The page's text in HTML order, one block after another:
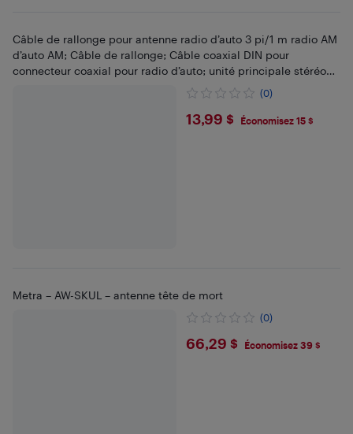
Câble de rallonge pour antenne radio d’auto 3 pi/1 m radio AM
d’auto AM; Câble de rallonge; Câble coaxial DIN pour
connecteur coaxial pour radio d’auto; unité principale stéréo
(0)
$13.99
13,99 $ Économisez 15 $
Metra – AW-SKUL – antenne tête de mort
(0)
$66.29
66,29 $ Économisez 39 $